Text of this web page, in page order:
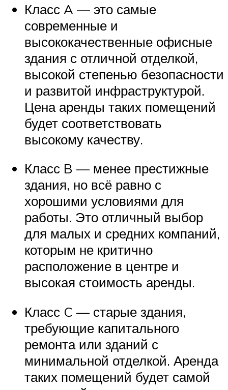
Класс A — это самые
современные и
высококачественные офисные
здания с отличной отделкой,
высокой степенью безопасности
и развитой инфраструктурой.
Цена аренды таких помещений
будет соответствовать
высокому качеству.
Класс B — менее престижные
здания, но всё равно с
хорошими условиями для
работы. Это отличный выбор
для малых и средних компаний,
которым не критично
расположение в центре и
высокая стоимость аренды.
Класс C — старые здания,
требующие капитального
ремонта или зданий с
минимальной отделкой. Аренда
таких помещений будет самой